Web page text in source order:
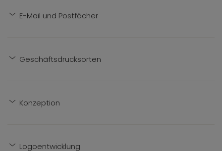
E-Mail und Postfächer
Geschäftsdrucksorten
Konzeption
Logoentwicklung